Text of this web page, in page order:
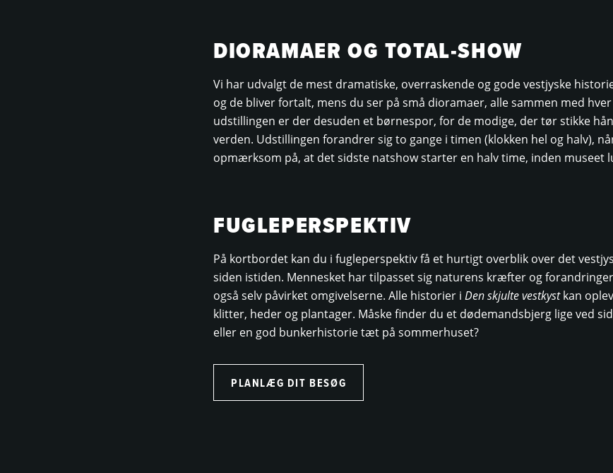
DIORAMAER OG TOTAL-SHOW
Vi har udvalgt de mest dramatiske, overraskende og gode vestjyske
og de bliver fortalt, mens du ser på små dioramaer, alle sammen med
udstillingen er der desuden et børnespor, for de modige, der tør stikke
verden. Udstillingen forandrer sig to gange i timen (klokken hel og halv),
opmærksom på, at det sidste natshow starter en halv time, inden museet
FUGLEPERSPEKTIV
På kortbordet kan du i fugleperspektiv få et hurtigt overblik over det
siden istiden. Mennesket har tilpasset sig naturens kræfter og
også selv påvirket omgivelserne. Alle historier i Den skjulte vestkystkan
klitter, heder og plantager. Måske finder du et dødemandsbjerg lige ved
eller en god bunkerhistorie tæt på sommerhuset?
PLANLÆG DIT BESØG